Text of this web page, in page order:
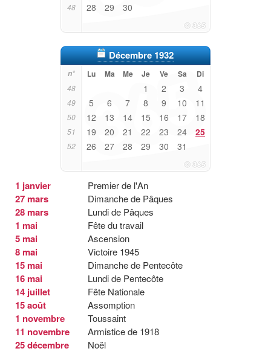
48 28 29 30
Décembre 1932
n° Lu Ma Me Je Ve Sa Di
48 1 2 3 4
49 5 6 7 8 9 10 11
50 12 13 14 15 16 17 18
51 19 20 21 22 23 24 25
52 26 27 28 29 30 31
1 janvier Premier de l'An
27 mars Dimanche de Pâques
28 mars Lundi de Pâques
1 mai Fête du travail
5 mai Ascension
8 mai Victoire 1945
15 mai Dimanche de Pentecôte
16 mai Lundi de Pentecôte
14 juillet Fête Nationale
15 août Assomption
1 novembre Toussaint
11 novembre Armistice de 1918
25 décembre
Noël